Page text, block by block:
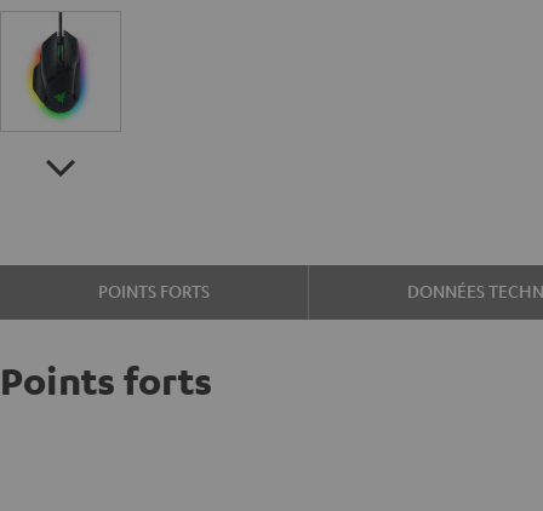
POINTS FORTS DONNÉES
Points forts